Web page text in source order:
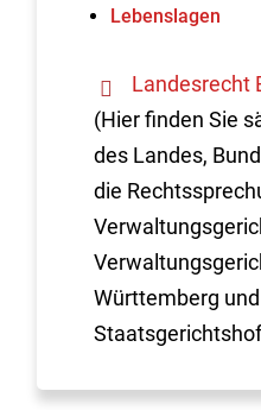
Lebenslagen
Landesrecht
(Hier finden Sie
des Landes,
die
Württemberg